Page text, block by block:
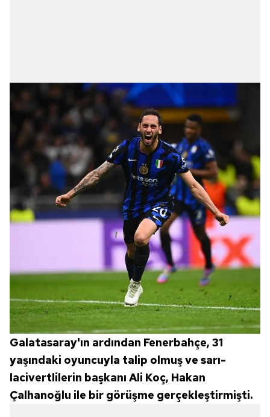
Galatasaray'ın ardından Fenerbahçe, 31
yaşındaki oyuncuyla talip olmuş ve sarı-
lacivertlilerin başkanı Ali Koç, Hakan
Çalhanoğlu ile bir görüşme gerçekleştirmişti.